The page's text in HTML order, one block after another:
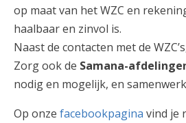
op maat van het WZC en
haalbaar en zinvol is.
Naast de contacten met de
Zorg ook de Samana-
nodig en mogelijk, en
Op onze facebookpagina vind je